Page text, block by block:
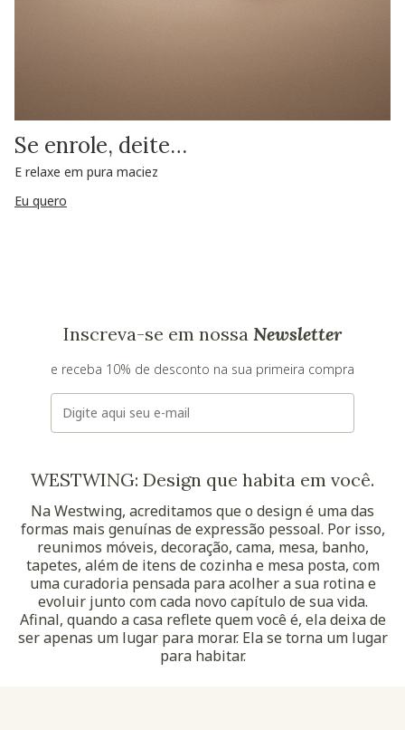
Se enrole, deite…
E relaxe em pura maciez
Eu quero
Inscreva-se em nossa Newsletter
e receba 10% de desconto na sua primeira compra
E-mail
WESTWING: Design que habita em você.
Na Westwing, acreditamos que o design é uma das
formas mais genuínas de expressão pessoal. Por isso,
reunimos móveis, decoração, cama, mesa, banho,
tapetes, além de itens de cozinha e mesa posta, com
uma curadoria pensada para acolher a sua rotina e
evoluir junto com cada novo capítulo de sua vida.
Afinal, quando a casa reflete quem você é, ela deixa de
ser apenas um lugar para morar. Ela se torna um lugar
para habitar.